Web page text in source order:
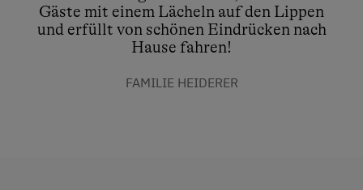
Gäste mit einem Lächeln auf den Lippen
und erfüllt von schönen Eindrücken nach
Hause fahren!
FAMILIE HEIDERER